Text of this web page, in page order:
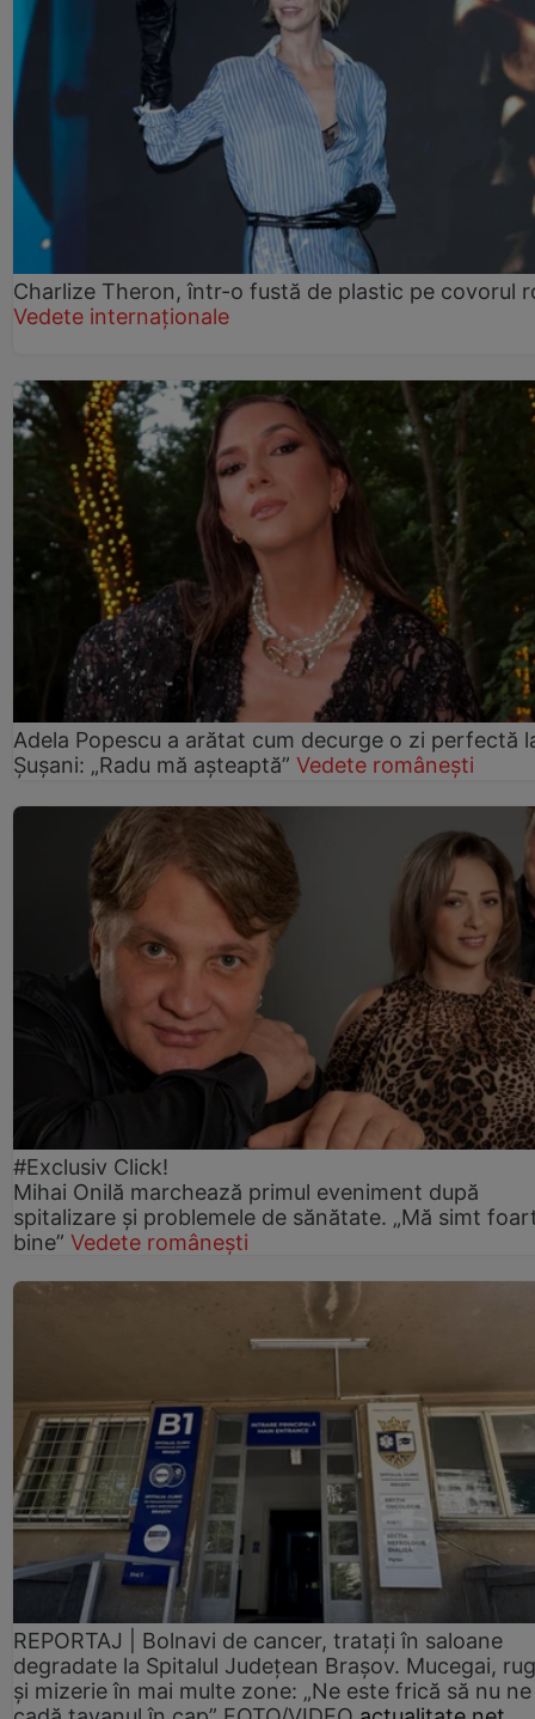
Charlize Theron, într-o fustă de plastic pe covorul
Vedete internaționale
Adela Popescu a arătat cum decurge o zi perfectă
Șușani: „Radu mă așteaptă” Vedete românești
#Exclusiv Click!
Mihai Onilă marchează primul eveniment după
spitalizare și problemele de sănătate. „Mă simt
bine” Vedete românești
REPORTAJ | Bolnavi de cancer, tratați în saloane
degradate la Spitalul Județean Brașov. Mucegai,
și mizerie în mai multe zone: „Ne este frică să nu ne